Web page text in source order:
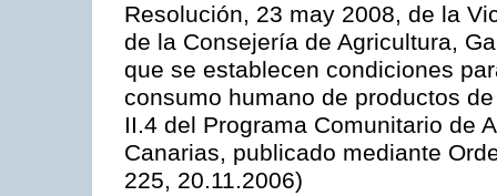
Resolución, 23 may 2008, de la
de la Consejería de Agricultura,
que se establecen condiciones
consumo humano de productos
II.4 del Programa Comunitario de
Canarias, publicado mediante
225, 20.11.2006)